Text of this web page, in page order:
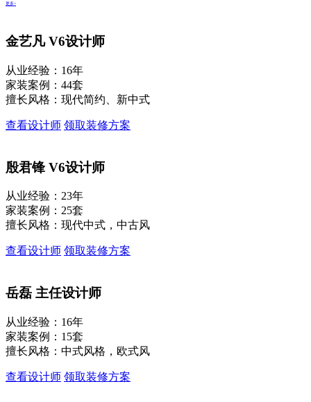
更多>
金艺凡V6设计师
从业经验：16年
家装案例：44套
擅长风格：现代简约、新中式
查看设计师 领取装修方案
殷君锋 V6设计师
从业经验：23年
家装案例：25套
擅长风格：现代中式，中古风
查看设计师 领取装修方案
岳磊 主任设计师
从业经验：16年
家装案例：15套
擅长风格：中式风格，欧式风
查看设计师 领取装修方案